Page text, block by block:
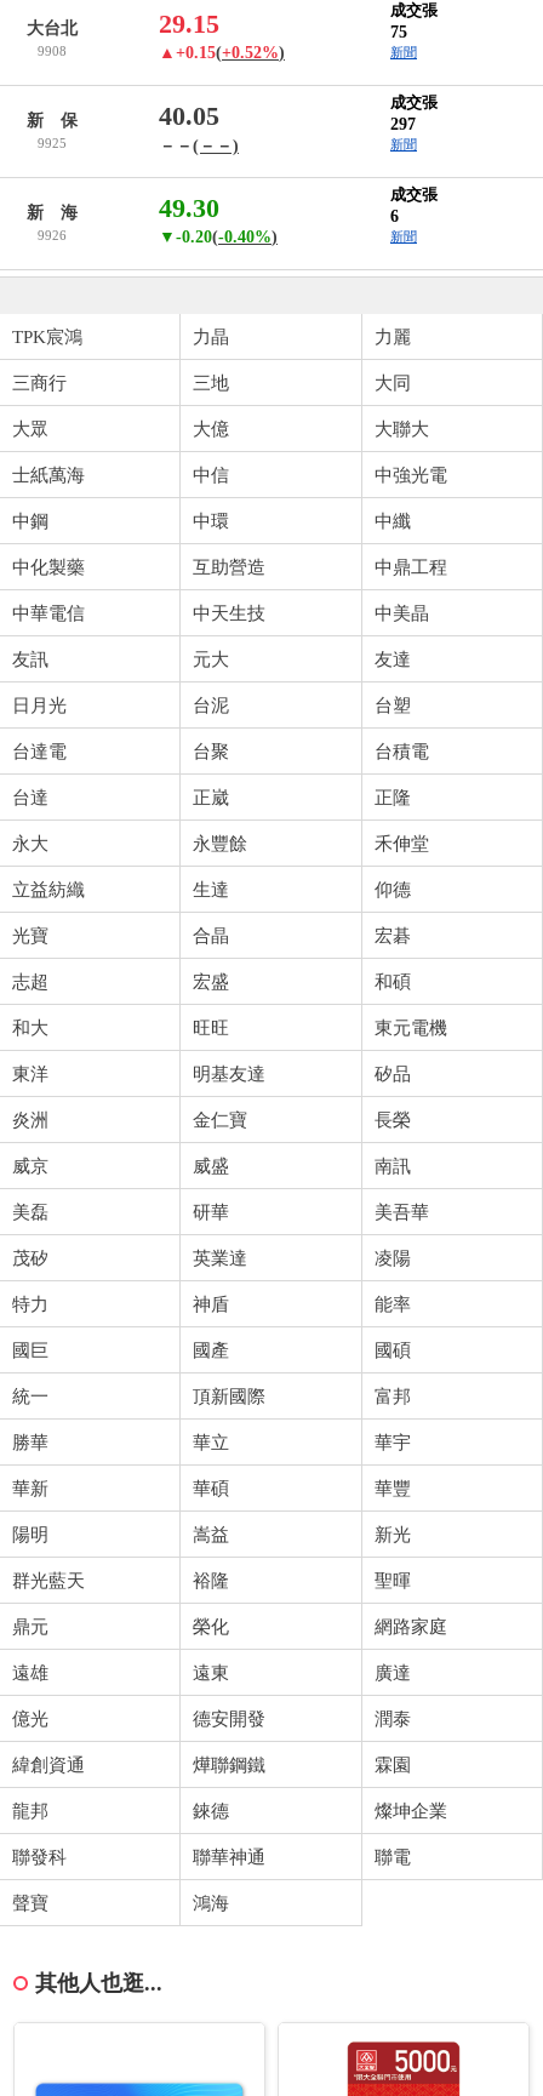
大台北
9908
29.15
▲+0.15(+0.52%)
成交張
75
新聞
新 保
9925
40.05
－－ (－－)
成交張
297
新聞
新 海
9926
49.30
▼-0.20(-0.40%)
成交張
6
新聞
TPK宸鴻 力晶 力麗
三商行 三地 大同
大眾 大億 大聯大
士紙萬海 中信 中強光電
中鋼 中環 中纖
中化製藥 互助營造 中鼎工程
中華電信 中天生技 中美晶
友訊 元大 友達
日月光 台泥 台塑
台達電 台聚 台積電
台達 正崴 正隆
永大 永豐餘 禾伸堂
立益紡織 生達 仰德
光寶 合晶 宏碁
志超 宏盛 和碩
和大 旺旺 東元電機
東洋 明基友達 矽品
炎洲 金仁寶 長榮
威京 威盛 南訊
美磊 研華 美吾華
茂矽 英業達 凌陽
特力 神盾 能率
國巨 國產 國碩
統一 頂新國際 富邦
勝華 華立 華宇
華新 華碩 華豐
陽明 嵩益 新光
群光藍天 裕隆 聖暉
鼎元 榮化 網路家庭
遠雄 遠東 廣達
億光 德安開發 潤泰
緯創資通 燁聯鋼鐵 霖園
龍邦 錸德 燦坤企業
聯發科 聯華神通 聯電
聲寶 鴻海
其他人也逛...